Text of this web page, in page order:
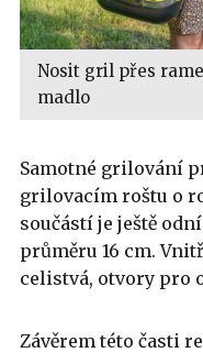
Nosit gril přes
madlo
Samotné grilování
grilovacím roštu o
součástí je ještě
průměru 16 cm.
celistvá, otvory pro
Závěrem této časti